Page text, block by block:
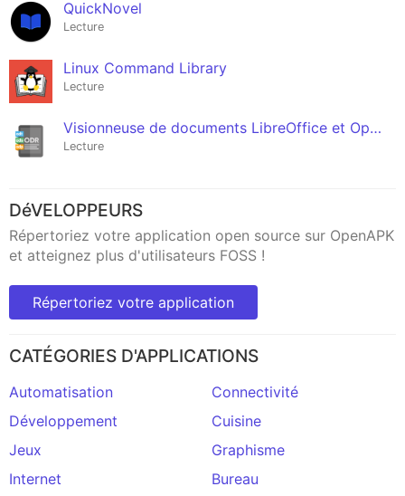
QuickNovel
Lecture
Linux Command Library
Lecture
Visionneuse de documents LibreOffice et OpenOffice
Lecture
DéVELOPPEURS
Répertoriez votre application open source sur OpenAPK
et atteignez plus d'utilisateurs FOSS !
Répertoriez votre application
CATÉGORIES D'APPLICATIONS
Automatisation
Connectivité
Développement
Cuisine
Jeux
Graphisme
Internet
Bureau